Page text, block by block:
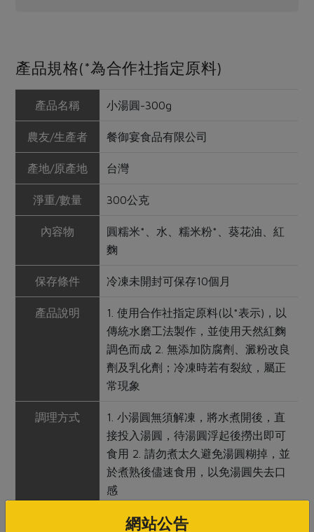
產品規格(*為合作社指定原料)
產品名稱 小湯圓-300g
農友/生產者 餐御宴食品有限公司
產地/原產地 台灣
淨重/數量 300公克
內容物
圓糯米*、水、糯米粉*、葵花油、紅
麴
保存條件 冷凍未開封可保存10個月
產品說明
1. 使用合作社指定原料(以*表示)，以
傳統水磨工法製作，並使用天然紅麴
調色而成 2. 無添加防腐劑、澱粉改良
劑及乳化劑；冷凍時若有裂紋，屬正
常現象
調理方式
1. 小湯圓無須解凍，將水煮開後，直
接投入湯圓，待湯圓浮起後撈出即可
食用 2. 請勿煮太久避免湯圓糊掉，並
於煮熟後儘速食用，以免湯圓失去口
感
本品含有堅果種子類及其製品，對其
網站公告